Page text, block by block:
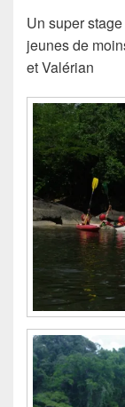
Un super
jeunes de
et Valérian